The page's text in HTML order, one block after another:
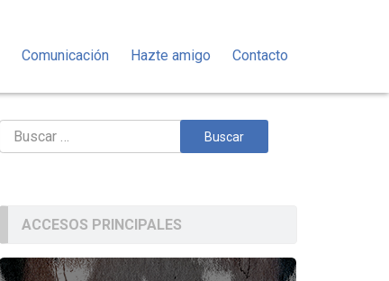
Comunicación Hazte amigo Contacto
Buscar:
ACCESOS PRINCIPALES